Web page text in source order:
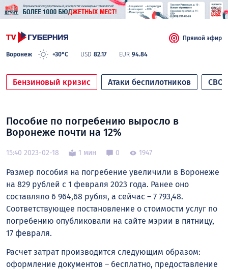
Воронеж +30°C USD 82.17 EUR 94.84
Прямой эфир
Бензиновый кризис Атаки беспилотников СВО
Пособие по погребению выросло в
Воронеже почти на 12%
15:40 2023-02-18 1 мин 0 1947
Размер пособия на погребение увеличили в Воронеже
на 829 рублей с 1 февраля 2023 года. Ранее оно
составляло 6 964,68 рубля, а сейчас – 7 793,48.
Соответствующее постановление о стоимости услуг по
погребению опубликовали на сайте мэрии в пятницу,
17 февраля.
Расчет затрат производится следующим образом:
оформление документов – бесплатно, предоставление